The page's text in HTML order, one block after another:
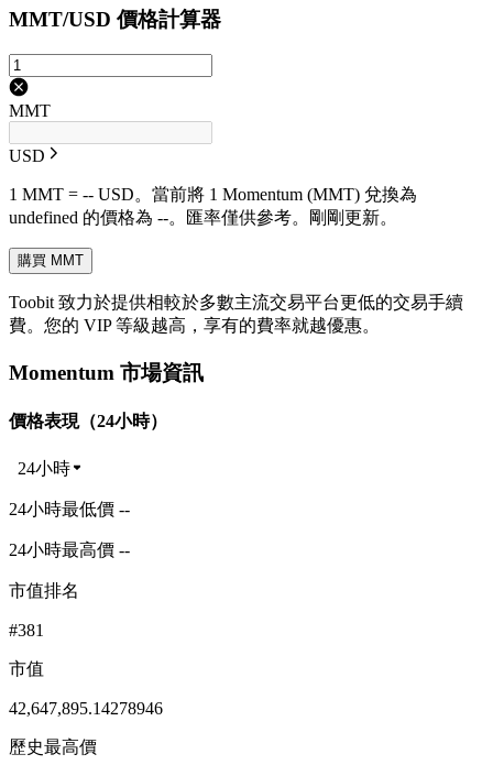
MMT/USD 價格計算器
MMT
USD
1 MMT = -- USD。當前將 1 Momentum (MMT) 兌換為
undefined 的價格為 --。匯率僅供參考。剛剛更新。
購買 MMT
Toobit 致力於提供相較於多數主流交易平台更低的交易手續
費。您的 VIP 等級越高，享有的費率就越優惠。
Momentum 市場資訊
價格表現（24小時）
24小時
24小時最低價 --
24小時最高價 --
市值排名
#381
市值
42,647,895.14278946
歷史最高價